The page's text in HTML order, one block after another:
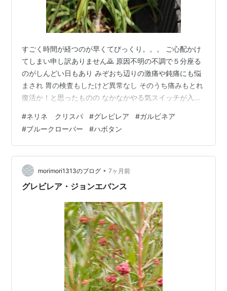
すごく時間が経つのが早くてびっくり。。。 ご心配かけ
てしまい申し訳ありません🙇 原因不明の不調で５分座る
のがしんどい日もあり みぞおち辺りの激痛や鈍痛にも悩
まされ 胃の検査もしたけど異常なし そのうち痛みもとれ
復活か！と思ったものの なかなかやる気スイッチが入ら
一杯で地植えの花は放置状態😥 こんな時は焦っても仕方
ないと開き直り 思いっきり自分を甘やかしたのが良かっ
たのか（笑） やっとこさ七割方調子が戻ってきました😊
寒空の下、健気に咲いてる花たちに元気をもらったし ぼ
ちぼちとですがブログ再開いたします またよろしくお願
いしますね🙏 今、庭で…
#ネリネ クリスパ #グレビレア #ガルビネア
#ブルークローバー #ハボタン
morimori1313のブログ • 7ヶ月前
グレビレア・ジョンエバンス